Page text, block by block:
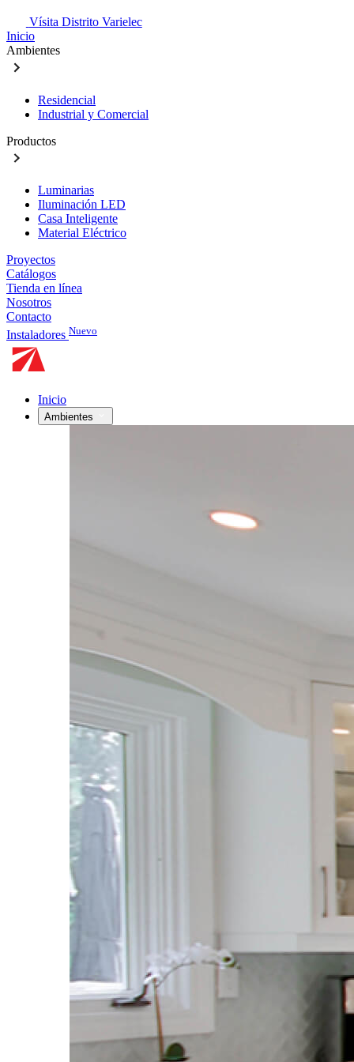
Vísita Distrito Varielec
Inicio
Ambientes
Residencial
Industrial y Comercial
Productos
Luminarias
Iluminación LED
Casa Inteligente
Material Eléctrico
Proyectos
Catálogos
Tienda en línea
Nosotros
Contacto
Instaladores Nuevo
Inicio
Ambientes